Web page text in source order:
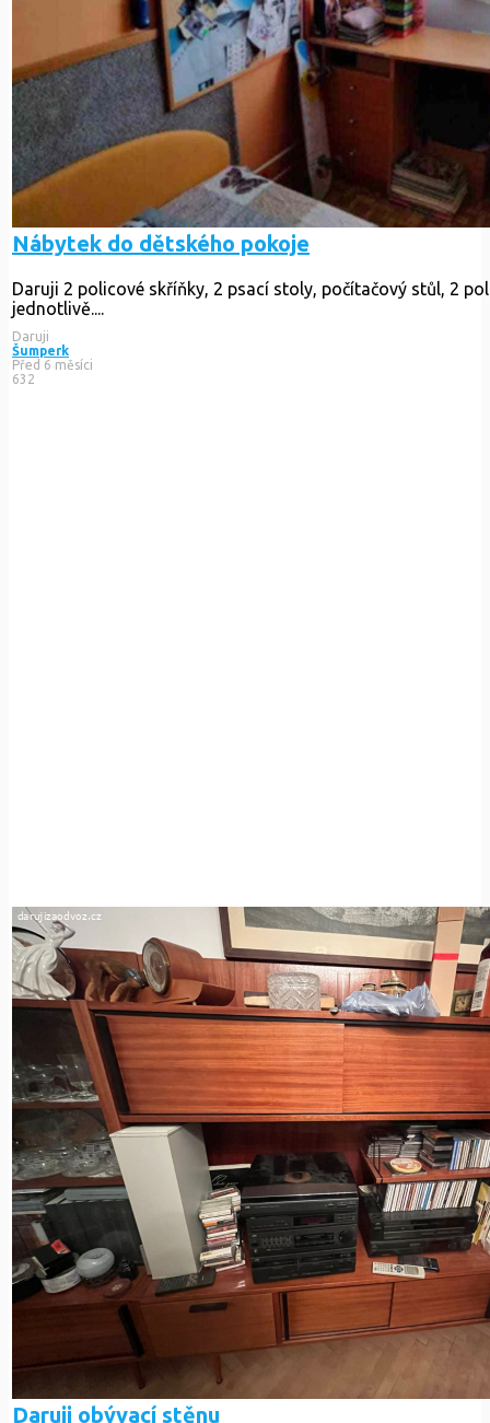
Nábytek do dětského pokoje
Daruji 2 policové skříňky, 2 psací stoly, počítačový stůl, 2
Daruji
Šumperk
Před 6 měsíci
632
Daruji obývací stěnu